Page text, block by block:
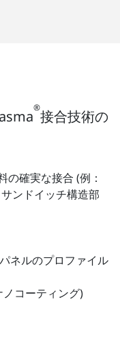
®接合技術の
の確実な接合 (例：
ンドイッチ構造部
ネルのプロファイル
コーティング)